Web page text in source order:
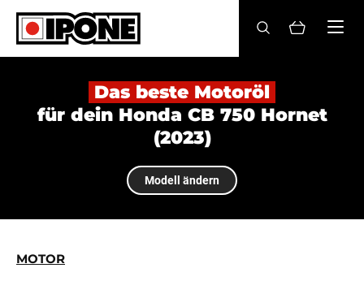
Ipone
MOTORRADÖLE
PFLEGE
Das beste Motoröl
für dein Honda CB 750 Hornet
(2023)
Modell ändern
MOTOR